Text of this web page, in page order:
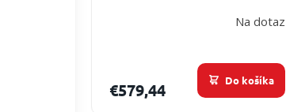
Na dotaz
€579,44 Do košíka